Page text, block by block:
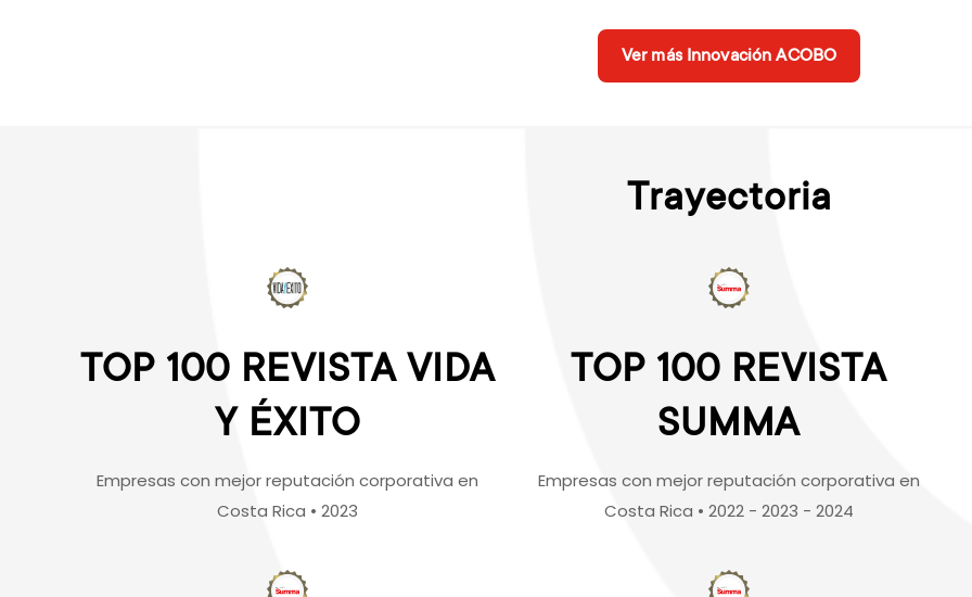
Ver más Innovación ACOBO
Trayectoria
TOP 100 REVISTA VIDA
Y ÉXITO
Empresas con mejor reputación corporativa en
Costa Rica • 2023
TOP 100 REVISTA
SUMMA
Empresas con mejor reputación corporativa en
Costa Rica • 2022 - 2023 - 2024